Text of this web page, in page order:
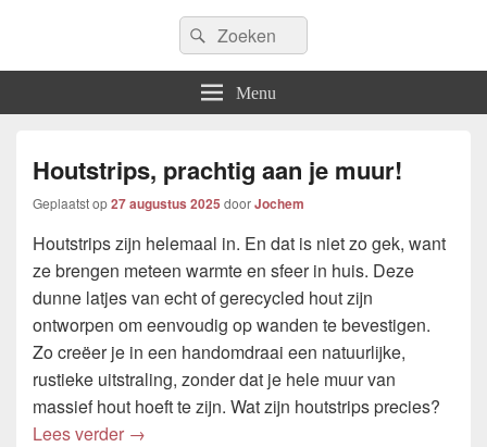
Search
for:
Search
Menu
Houtstrips, prachtig aan je muur!
Geplaatst op27 augustus 2025 doorJochem
Houtstrips zijn helemaal in. En dat is niet zo gek, want
ze brengen meteen warmte en sfeer in huis. Deze
dunne latjes van echt of gerecycled hout zijn
ontworpen om eenvoudig op wanden te bevestigen.
Zo creëer je in een handomdraai een natuurlijke,
rustieke uitstraling, zonder dat je hele muur van
massief hout hoeft te zijn. Wat zijn houtstrips precies?
Lees verder Houtstrips, prachtig aan je muur!
→